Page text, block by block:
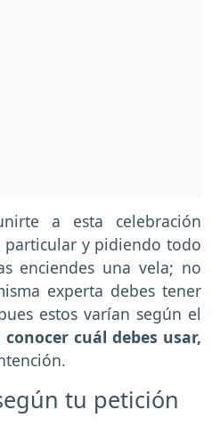
a esta celebración
y pidiendo todo
enciendes una vela; no
experta debes tener
estos varían según el
conocer cuál debes usar,
tu petición